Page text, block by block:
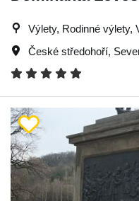
Výlety, Rodinné výlety,
České středohoří,